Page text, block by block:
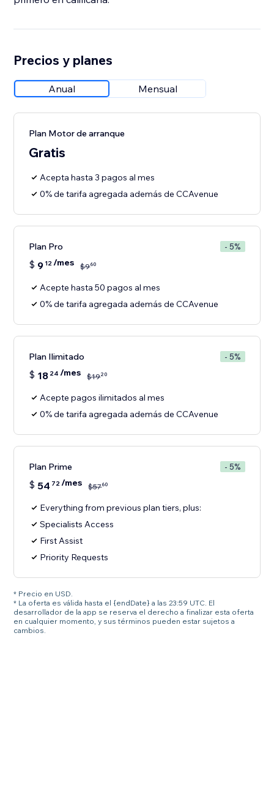
Precios y planes
Anual Mensual
Plan Motor de arranque
Gratis
Acepta hasta 3 pagos al mes
0% de tarifa agregada además de CCAvenue
Plan Pro - 5%
$ 9 12/mes $960
Acepte hasta 50 pagos al mes
0% de tarifa agregada además de CCAvenue
Plan Ilimitado - 5%
$ 18 24 /mes $1920
Acepte pagos ilimitados al mes
0% de tarifa agregada además de CCAvenue
Plan Prime - 5%
$ 54 72/mes $5760
Everything from previous plan tiers, plus:
Specialists Access
First Assist
Priority Requests
* Precio en USD.
* La oferta es válida hasta el {endDate} a las 23:59 UTC. El
desarrollador de la app se reserva el derecho a finalizar esta oferta
en cualquier momento, y sus términos pueden estar sujetos a
cambios.